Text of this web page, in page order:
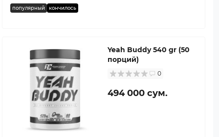
популярный кончилось
Yeah Buddy 540 gr (50
порций)
0
494 000 сум.